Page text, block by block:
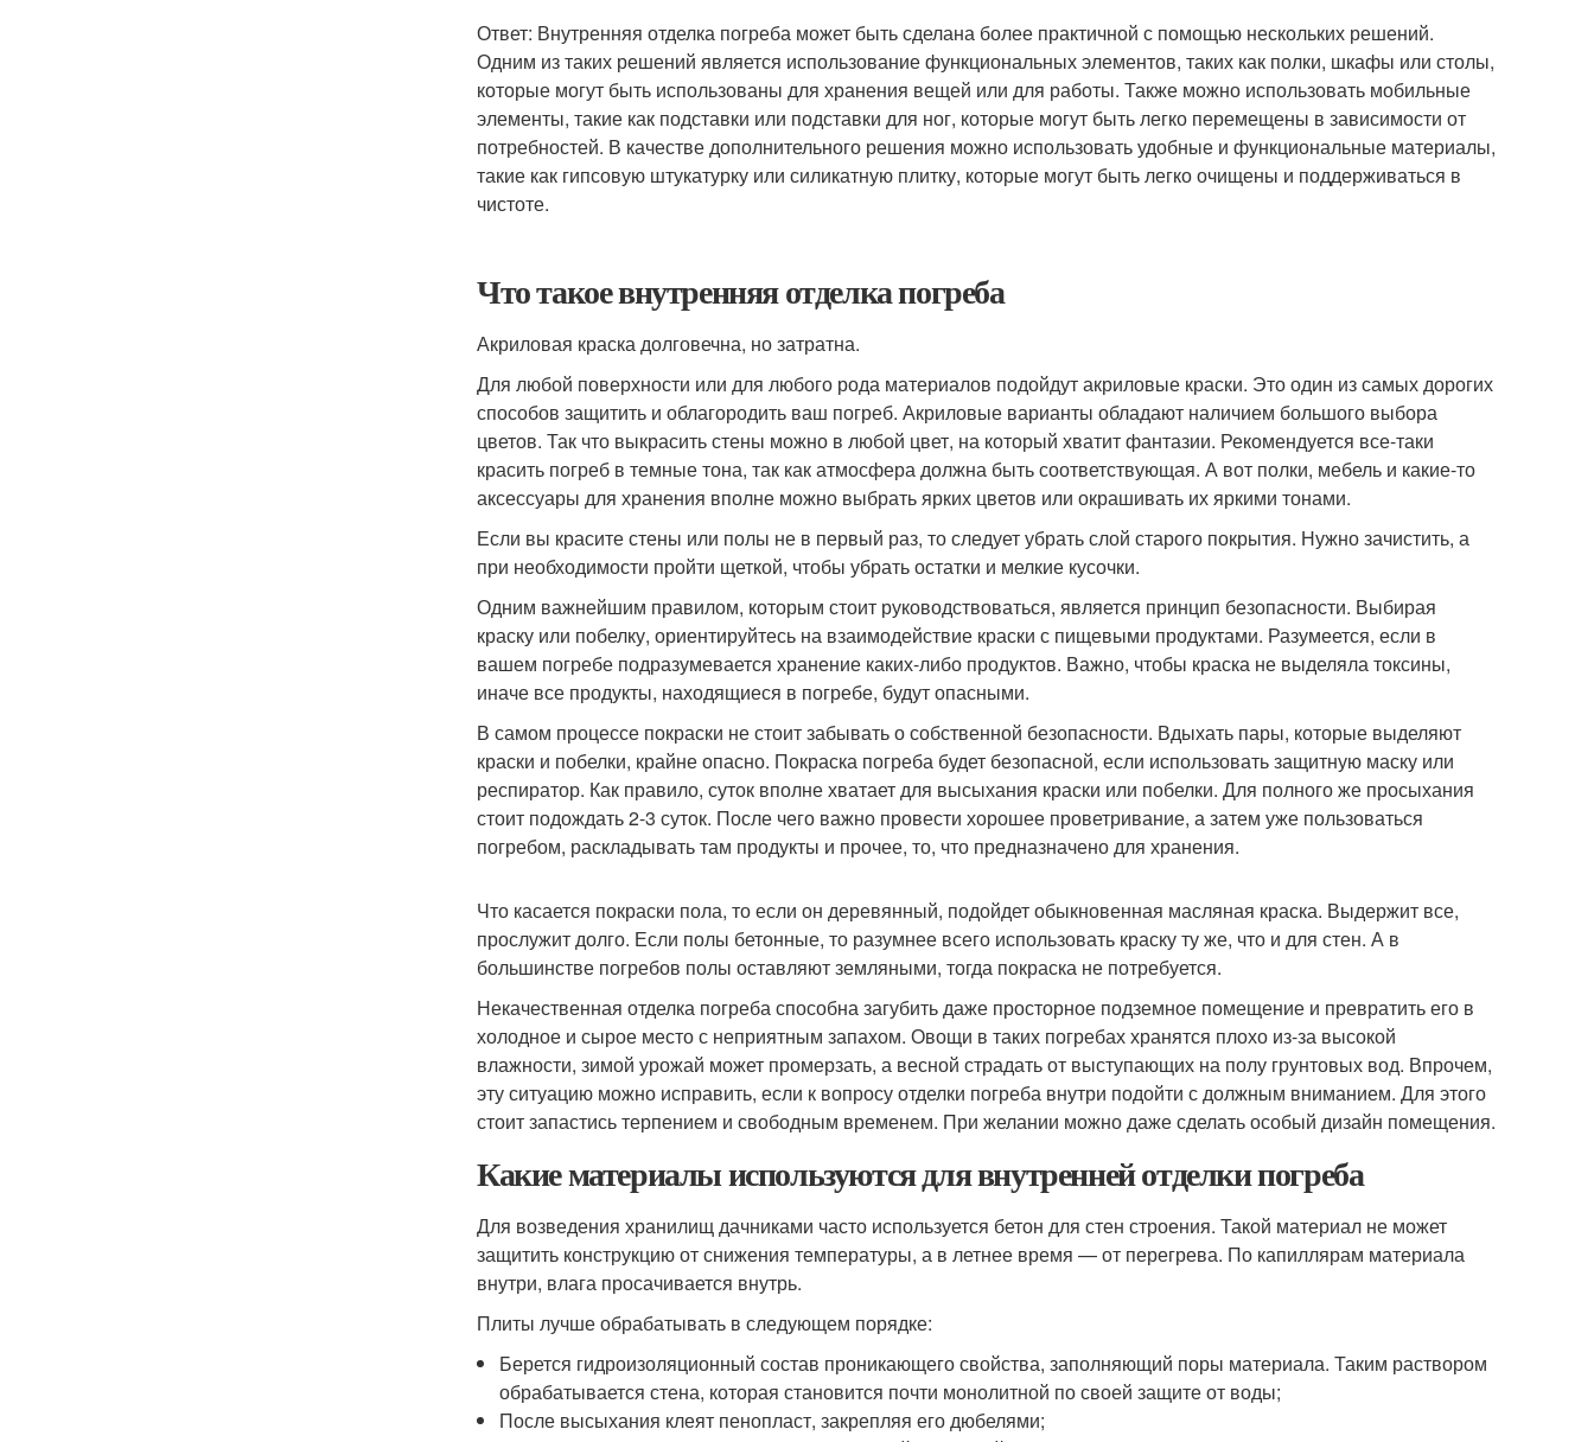
Ответ: Внутренняя отделка погреба может быть сделана более практичной с помощью нескольких решений.
Одним из таких решений является использование функциональных элементов, таких как полки, шкафы или столы,
которые могут быть использованы для хранения вещей или для работы. Также можно использовать мобильные
элементы, такие как подставки или подставки для ног, которые могут быть легко перемещены в зависимости от
потребностей. В качестве дополнительного решения можно использовать удобные и функциональные материалы,
такие как гипсовую штукатурку или силикатную плитку, которые могут быть легко очищены и поддерживаться в
чистоте.
Что такое внутренняя отделка погреба
Акриловая краска долговечна, но затратна.
Для любой поверхности или для любого рода материалов подойдут акриловые краски. Это один из самых дорогих
способов защитить и облагородить ваш погреб. Акриловые варианты обладают наличием большого выбора
цветов. Так что выкрасить стены можно в любой цвет, на который хватит фантазии. Рекомендуется все-таки
красить погреб в темные тона, так как атмосфера должна быть соответствующая. А вот полки, мебель и какие-то
аксессуары для хранения вполне можно выбрать ярких цветов или окрашивать их яркими тонами.
Если вы красите стены или полы не в первый раз, то следует убрать слой старого покрытия. Нужно зачистить, а
при необходимости пройти щеткой, чтобы убрать остатки и мелкие кусочки.
Одним важнейшим правилом, которым стоит руководствоваться, является принцип безопасности. Выбирая
краску или побелку, ориентируйтесь на взаимодействие краски с пищевыми продуктами. Разумеется, если в
вашем погребе подразумевается хранение каких-либо продуктов. Важно, чтобы краска не выделяла токсины,
иначе все продукты, находящиеся в погребе, будут опасными.
В самом процессе покраски не стоит забывать о собственной безопасности. Вдыхать пары, которые выделяют
краски и побелки, крайне опасно. Покраска погреба будет безопасной, если использовать защитную маску или
респиратор. Как правило, суток вполне хватает для высыхания краски или побелки. Для полного же просыхания
стоит подождать 2-3 суток. После чего важно провести хорошее проветривание, а затем уже пользоваться
погребом, раскладывать там продукты и прочее, то, что предназначено для хранения.
Что касается покраски пола, то если он деревянный, подойдет обыкновенная масляная краска. Выдержит все,
прослужит долго. Если полы бетонные, то разумнее всего использовать краску ту же, что и для стен. А в
большинстве погребов полы оставляют земляными, тогда покраска не потребуется.
Некачественная отделка погреба способна загубить даже просторное подземное помещение и превратить его в
холодное и сырое место с неприятным запахом. Овощи в таких погребах хранятся плохо из-за высокой
влажности, зимой урожай может промерзать, а весной страдать от выступающих на полу грунтовых вод. Впрочем,
эту ситуацию можно исправить, если к вопросу отделки погреба внутри подойти с должным вниманием. Для этого
стоит запастись терпением и свободным временем. При желании можно даже сделать особый дизайн помещения.
Какие материалы используются для внутренней отделки погреба
Для возведения хранилищ дачниками часто используется бетон для стен строения. Такой материал не может
защитить конструкцию от снижения температуры, а в летнее время — от перегрева. По капиллярам материала
внутри, влага просачивается внутрь.
Плиты лучше обрабатывать в следующем порядке:
Берется гидроизоляционный состав проникающего свойства, заполняющий поры материала. Таким раствором
обрабатывается стена, которая становится почти монолитной по своей защите от воды;
После высыхания клеят пенопласт, закрепляя его дюбелями;